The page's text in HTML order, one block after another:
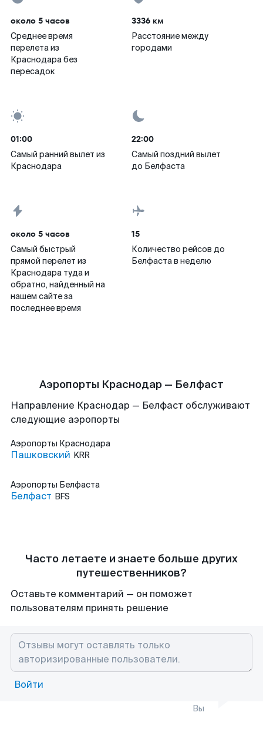
около 5 часов
Среднее время
перелета из
Краснодара без
пересадок
3336 км
Расстояние между
городами
01:00
Самый ранний вылет из
Краснодара
22:00
Самый поздний вылет
до Белфаста
около 5 часов
Самый быстрый
прямой перелет из
Краснодара туда и
обратно, найденный на
нашем сайте за
последнее время
15
Количество рейсов до
Белфаста в неделю
Аэропорты Краснодар — Белфаст
Направление Краснодар — Белфаст обслуживают
следующие аэропорты
Аэропорты Краснодара
Пашковский KRR
Аэропорты Белфаста
Белфаст BFS
Часто летаете и знаете больше других
путешественников?
Оставьте комментарий — он поможет
пользователям принять решение
Войти
Вы